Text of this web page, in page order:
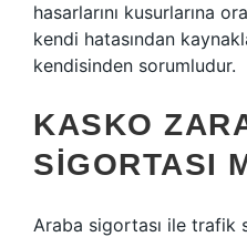
hasarlarını kusurlarına
kendi hatasından
kendisinden sorumludur.
KASKO
SIGORTASI
Araba sigortası ile trafik